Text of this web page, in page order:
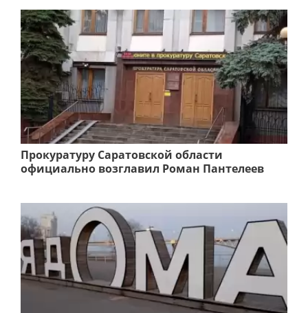
Прокуратуру Саратовской области
официально возглавил Роман Пантелеев